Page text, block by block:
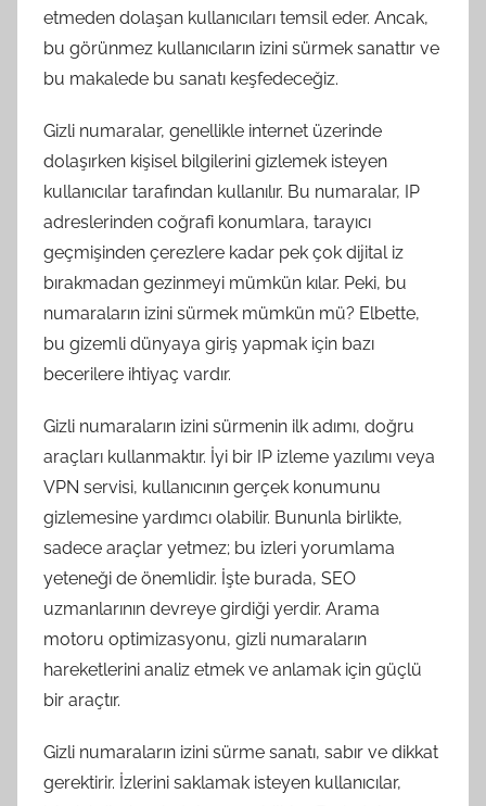
etmeden dolaşan kullanıcıları temsil eder. Ancak,
bu görünmez kullanıcıların izini sürmek sanattır ve
bu makalede bu sanatı keşfedeceğiz.
Gizli numaralar, genellikle internet üzerinde
dolaşırken kişisel bilgilerini gizlemek isteyen
kullanıcılar tarafından kullanılır. Bu numaralar, IP
adreslerinden coğrafi konumlara, tarayıcı
geçmişinden çerezlere kadar pek çok dijital iz
bırakmadan gezinmeyi mümkün kılar. Peki, bu
numaraların izini sürmek mümkün mü? Elbette,
bu gizemli dünyaya giriş yapmak için bazı
becerilere ihtiyaç vardır.
Gizli numaraların izini sürmenin ilk adımı, doğru
araçları kullanmaktır. İyi bir IP izleme yazılımı veya
VPN servisi, kullanıcının gerçek konumunu
gizlemesine yardımcı olabilir. Bununla birlikte,
sadece araçlar yetmez; bu izleri yorumlama
yeteneği de önemlidir. İşte burada, SEO
uzmanlarının devreye girdiği yerdir. Arama
motoru optimizasyonu, gizli numaraların
hareketlerini analiz etmek ve anlamak için güçlü
bir araçtır.
Gizli numaraların izini sürme sanatı, sabır ve dikkat
gerektirir. İzlerini saklamak isteyen kullanıcılar,